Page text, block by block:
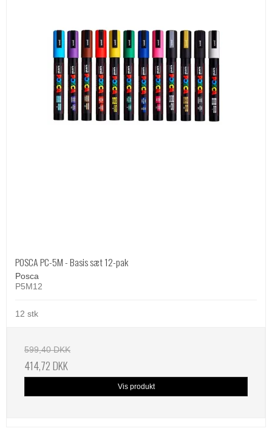
POSCA PC-5M - Basis sæt 12-pak
Posca
P5M12
12 stk
599,40 DKK
414,72 DKK
Vis produkt